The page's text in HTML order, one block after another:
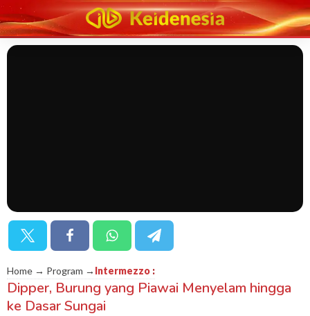
Home → Program → Intermezzo :
Dipper, Burung yang Piawai Menyelam hingga
ke Dasar Sungai